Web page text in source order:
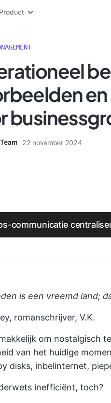
Product
22 november 2024
communicatie
is een vreemd land;
romanschrijver, V.K.
om nostalgisch
van het huidige
disks, inbelinternet,
inefficiënt, toch?